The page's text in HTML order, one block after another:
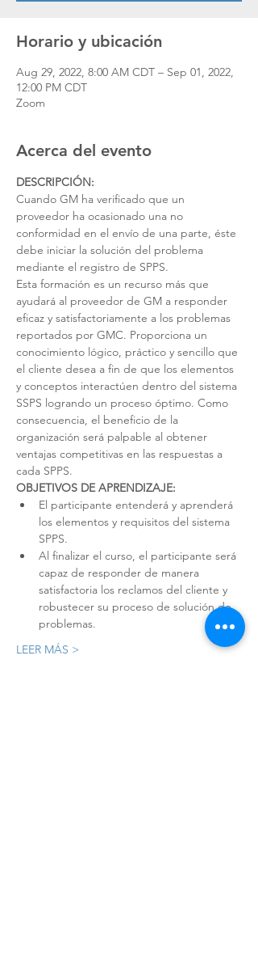
Horario y ubicación
Aug 29, 2022, 8:00 AM CDT – Sep 01, 2022,
12:00 PM CDT
Zoom
Acerca del evento
DESCRIPCIÓN:
Cuando GM ha verificado que un
proveedor ha ocasionado una no
conformidad en el envío de una parte, éste
debe iniciar la solución del problema
mediante el registro de SPPS.
Esta formación es un recurso más que
ayudará al proveedor de GM a responder
eficaz y satisfactoriamente a los problemas
reportados por GMC. Proporciona un
conocimiento lógico, práctico y sencillo que
el cliente desea a fin de que los elementos
y conceptos interactúen dentro del sistema
SSPS logrando un proceso óptimo. Como
consecuencia, el beneficio de la
organización será palpable al obtener
ventajas competitivas en las respuestas a
cada SPPS.
OBJETIVOS DE APRENDIZAJE:
El participante entenderá y aprenderá
los elementos y requisitos del sistema
SPPS.
Al finalizar el curso, el participante será
capaz de responder de manera
satisfactoria los reclamos del cliente y
robustecer su proceso de solución de
problemas.
LEER MÁS >